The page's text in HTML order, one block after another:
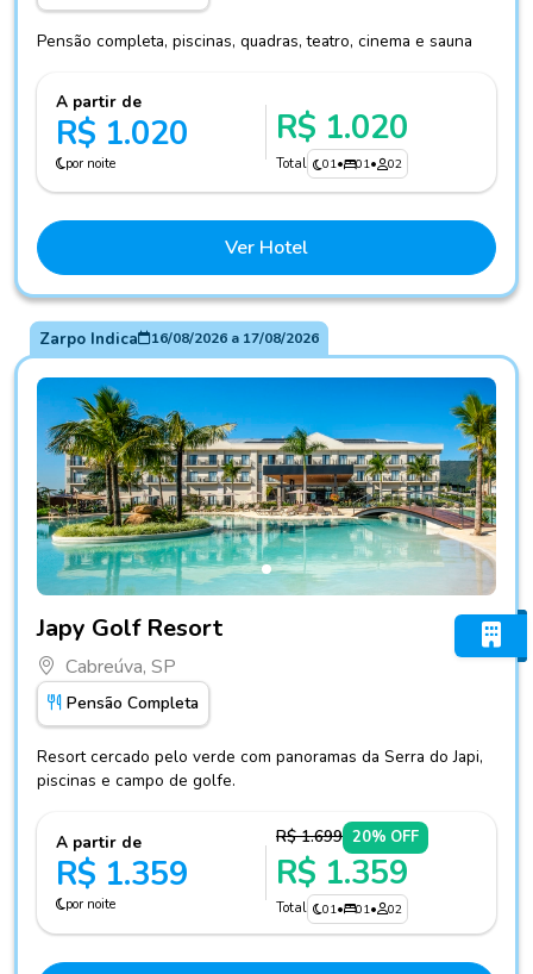
Pensão completa, piscinas, quadras, teatro, cinema e sauna
A partir de
R$ 1.020
por noite
R$ 1.020
Total 01• 01• 02
Ver Hotel
Zarpo Indica 16/08/2026a 17/08/2026
Japy Golf Resort
Cabreúva, SP
Pensão Completa
Resort cercado pelo verde com panoramas da Serra do Japi,
piscinas e campo de golfe.
A partir de
R$ 1.359
por noite
R$ 1.699 20% OFF
R$ 1.359
Total 01• 01• 02